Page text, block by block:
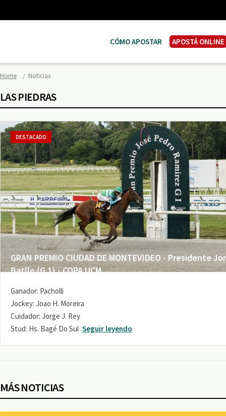
CÓMO APOSTAR APOSTÁ ONLINE
Home Noticias
LAS PIEDRAS
GRAN PREMIO CIUDAD DE MONTEVIDEO - Presidente
Batlle (G 1) - COPA UCM
DESTACADO
Ganador: Pacholli
Jockey: Joao H. Moreira
Cuidador: Jorge J. Rey
Stud: Hs. Bagé Do Sul Seguir leyendo
MÁS NOTICIAS